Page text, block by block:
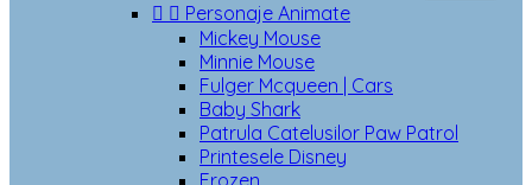
  Personaje Animate
Mickey Mouse
Minnie Mouse
Fulger Mcqueen | Cars
Baby Shark
Patrula Catelusilor Paw Patrol
Printesele Disney
Frozen